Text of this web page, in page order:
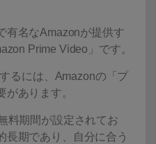
有名なAmazonが提供す
Prime Video」です。
るには、Amazonの「プ
あります。
料期間が設定されてお
長期であり、自分に合う